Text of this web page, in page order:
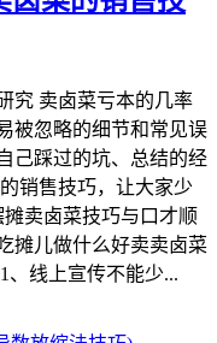
究 卖卤菜亏本的几率
被忽略的细节和常见误
己踩过的坑、总结的经
销售技巧，让大家少
卖卤菜技巧与口才顺
摊儿做什么好卖卖卤菜
、线上宣传不能少...